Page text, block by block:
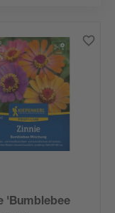
'Bumblebee